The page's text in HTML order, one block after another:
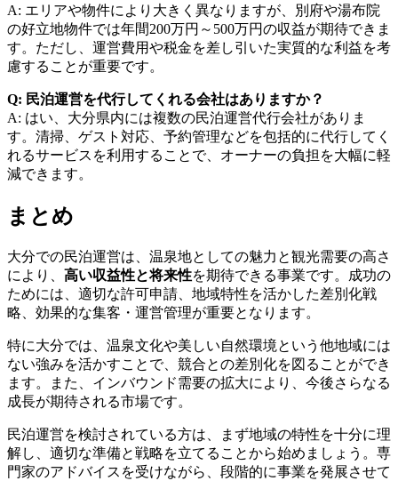
A: エリアや物件により大きく異なりますが、別府や湯布院
の好立地物件では年間200万円～500万円の収益が期待できま
す。ただし、運営費用や税金を差し引いた実質的な利益を考
慮することが重要です。
Q: 民泊運営を代行してくれる会社はありますか？
A: はい、大分県内には複数の民泊運営代行会社がありま
す。清掃、ゲスト対応、予約管理などを包括的に代行してく
れるサービスを利用することで、オーナーの負担を大幅に軽
減できます。
まとめ
大分での民泊運営は、温泉地としての魅力と観光需要の高さ
により、 高い収益性と将来性を期待できる事業です。成功の
ためには、適切な許可申請、地域特性を活かした差別化戦
略、効果的な集客・運営管理が重要となります。
特に大分では、温泉文化や美しい自然環境という他地域には
ない強みを活かすことで、競合との差別化を図ることができ
ます。また、インバウンド需要の拡大により、今後さらなる
成長が期待される市場です。
民泊運営を検討されている方は、まず地域の特性を十分に理
解し、適切な準備と戦略を立てることから始めましょう。専
門家のアドバイスを受けながら、段階的に事業を発展させて